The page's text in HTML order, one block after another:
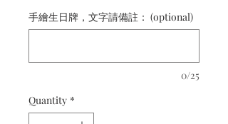
手繪生日牌，文字請備註： (optional)
0/25
Quantity *